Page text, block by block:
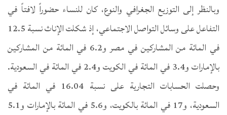
وبالنظر إلى التوزيع الجغرافي والنوع، كان للنساء حضوراً لافتاً في
التفاعل على وسائل التواصل الاجتماعي، إذ شكلت الإناث نسبة 12.5
في المائة من المشاركين في مصر و6.2 في المائة من المشاركين
بالإمارات و3.4 في المائة في الكويت و2.4 في المائة في السعودية.
وحصلت الحسابات التجارية على نسبة 16.04 في المائة في
السعودية، و17 في المائة بالكويت، و5.6 في المائة بالإمارات و5.1